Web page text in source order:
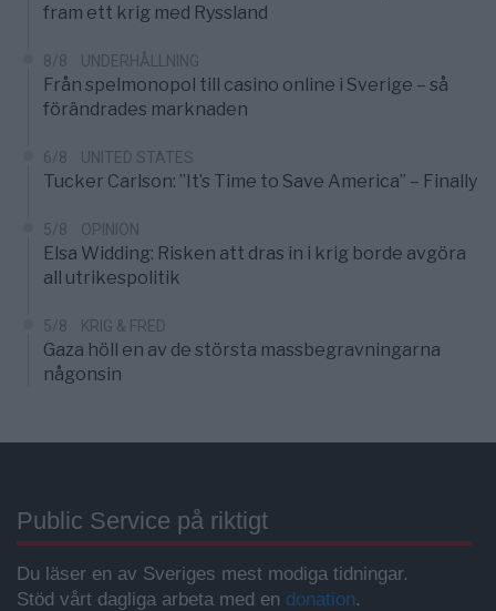
fram ett krig med Ryssland
8/8 UNDERHÅLLNING
Från spelmonopol till casino online i Sverige – så
förändrades marknaden
6/8 UNITED STATES
Tucker Carlson: ”It’s Time to Save America” – Finally
5/8 OPINION
Elsa Widding: Risken att dras in i krig borde avgöra
all utrikespolitik
5/8 KRIG & FRED
Gaza höll en av de största massbegravningarna
någonsin
Public Service på riktigt
Du läser en av Sveriges mest modiga tidningar.
Stöd vårt dagliga arbeta med en donation.